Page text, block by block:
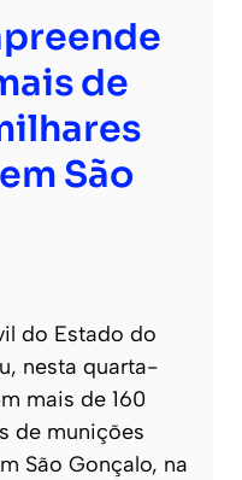
de
São
do Estado do
nesta quarta-
mais de 160
de munições
São Gonçalo, na